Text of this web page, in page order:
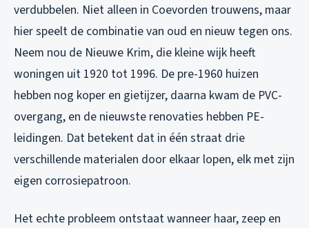
verdubbelen. Niet alleen in Coevorden trouwens, maar
hier speelt de combinatie van oud en nieuw tegen ons.
Neem nou de Nieuwe Krim, die kleine wijk heeft
woningen uit 1920 tot 1996. De pre-1960 huizen
hebben nog koper en gietijzer, daarna kwam de PVC-
overgang, en de nieuwste renovaties hebben PE-
leidingen. Dat betekent dat in één straat drie
verschillende materialen door elkaar lopen, elk met zijn
eigen corrosiepatroon.
Het echte probleem ontstaat wanneer haar, zeep en